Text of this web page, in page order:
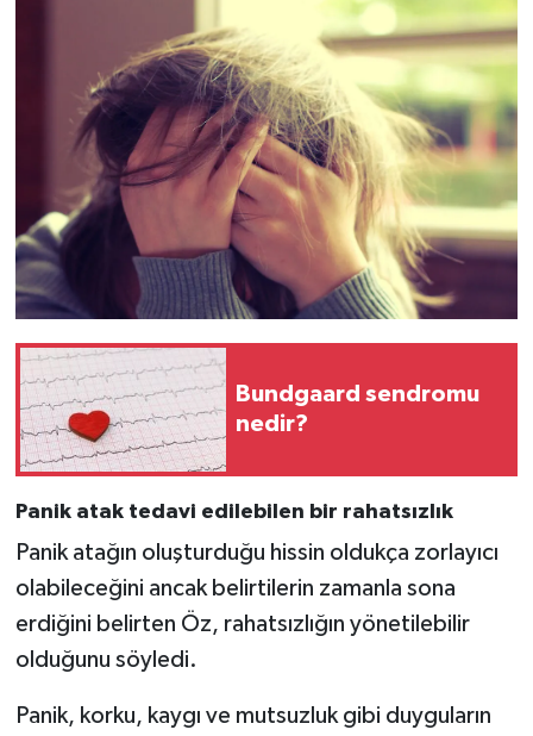
Bundgaard sendromu
nedir?
Panik atak tedavi edilebilen bir rahatsızlık
Panik atağın oluşturduğu hissin oldukça zorlayıcı
olabileceğini ancak belirtilerin zamanla sona
erdiğini belirten Öz, rahatsızlığın yönetilebilir
olduğunu söyledi.
Panik, korku, kaygı ve mutsuzluk gibi duyguların